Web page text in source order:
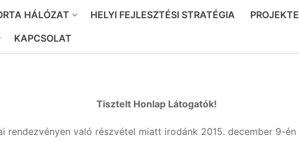
HÁLÓZAT HELYI FEJLESZTÉSI STRATÉGIA
KAPCSOLAT
Tisztelt Honlap Látogatók!
rendezvényen való részvétel miatt irodánk 2015. december 9-